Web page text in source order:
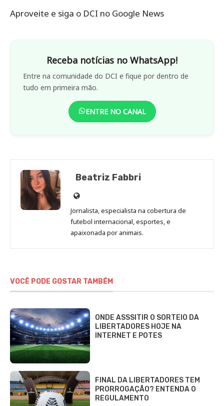
Aproveite e siga o DCI no Google News
Receba notícias no WhatsApp!
Entre na comunidade do DCI e fique por dentro de
tudo em primeira mão.
ENTRE NO CANAL
Beatriz Fabbri
Site
de
Beatriz
Fabbri
Jornalista, especialista na cobertura de
futebol internacional, esportes, e
apaixonada por animais.
VOCÊ PODE GOSTAR TAMBÉM
ONDE ASSSITIR O SORTEIO DA
LIBERTADORES HOJE NA
INTERNET E POTES
FINAL DA LIBERTADORES TEM
PRORROGAÇÃO? ENTENDA O
REGULAMENTO